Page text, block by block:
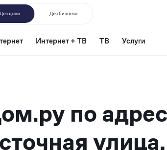
Для дома Для бизнеса
Интернет + ТВ ТВ Услуги
по